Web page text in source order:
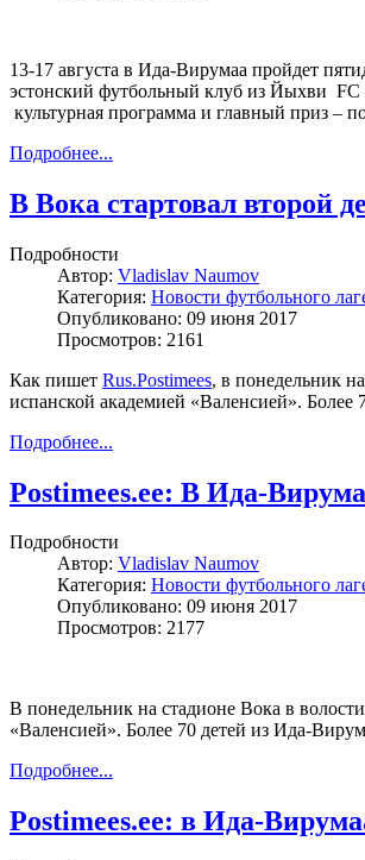
13-17 августа в Ида-Вирумаа пройдет
эстонский футбольный клуб из Йыхви FC
культурная программа и главный приз –
Подробнее...
В Вока стартовал второй
Подробности
Автор: Vladislav Naumov
Категория: Новости футбольного
Опубликовано: 09 июня 2017
Просмотров: 2161
Как пишет Rus.Postimees, в понедельник
испанской академией «Валенсией».
Подробнее...
Postimees.ee: В Ида-
Подробности
Автор: Vladislav Naumov
Категория: Новости футбольного
Опубликовано: 09 июня 2017
Просмотров: 2177
В понедельник на стадионе Вока в
«Валенсией». Более 70 детей из Ида-
Подробнее...
Postimees.ee: в Ида-